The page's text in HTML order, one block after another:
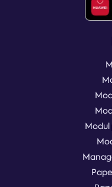
Modul